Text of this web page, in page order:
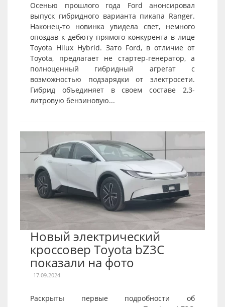
Осенью прошлого года Ford анонсировал
выпуск гибридного варианта пикапа Ranger.
Наконец-то новинка увидела свет, немного
опоздав к дебюту прямого конкурента в лице
Toyota Hilux Hybrid. Зато Ford, в отличие от
Toyota, предлагает не стартер-генератор, а
полноценный гибридный агрегат с
возможностью подзарядки от электросети.
Гибрид объединяет в своем составе 2,3-
литровую бензиновую...
Новый электрический
кроссовер Toyota bZ3C
показали на фото
17.09.2024
Раскрыты первые подробности об